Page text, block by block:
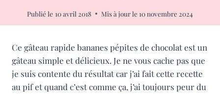
Publié le 10 avril 2018 Mis à jour le 10 novembre 2024
Ce gâteau rapide bananes pépites de chocolat est un
gâteau simple et délicieux. Je ne vous cache pas que
je suis contente du résultat car j’ai fait cette recette
au pif et quand c’est comme ça, j’ai toujours peur du